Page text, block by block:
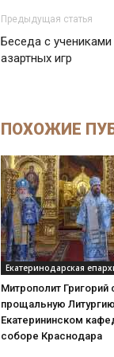
Предыдущая статья
Беседа с
азартных игр
ПОХОЖИЕ
Екатеринодарская
Митрополит Григорий
прощальную
Екатерининском
соборе Краснодара